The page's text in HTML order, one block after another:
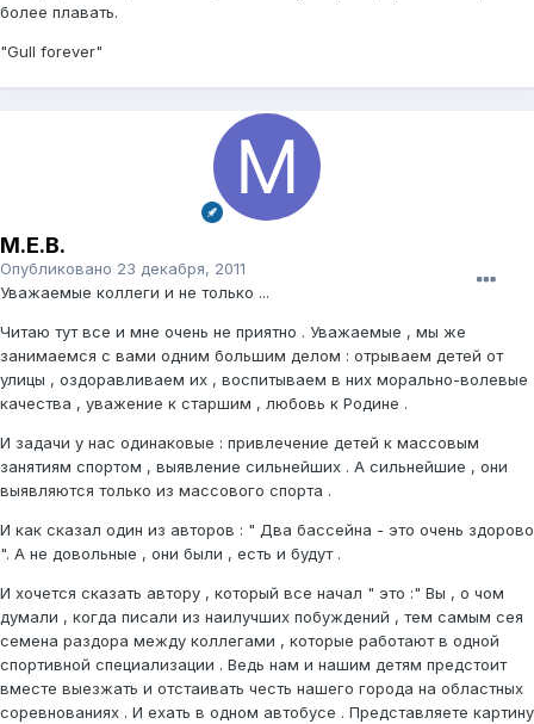
более плавать.
"Gull forever"
М.Е.В.
Опубликовано 23 декабря, 2011
Уважаемые коллеги и не только ...
Читаю тут все и мне очень не приятно . Уважаемые , мы же
занимаемся с вами одним большим делом : отрываем детей от
улицы , оздоравливаем их , воспитываем в них морально-волевые
качества , уважение к старшим , любовь к Родине .
И задачи у нас одинаковые : привлечение детей к массовым
занятиям спортом , выявление сильнейших . А сильнейшие , они
выявляются только из массового спорта .
И как сказал один из авторов : " Два бассейна - это очень здорово
". А не довольные , они были , есть и будут .
И хочется сказать автору , который все начал " это :" Вы , о чом
думали , когда писали из наилучших побуждений , тем самым сея
семена раздора между коллегами , которые работают в одной
спортивной специализации . Ведь нам и нашим детям предстоит
вместе выезжать и отстаивать честь нашего города на областных
соревнованиях . И ехать в одном автобусе . Представляете картину